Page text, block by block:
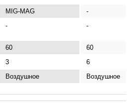
MIG-MAG
-
- -
60
60
3
6
Воздушное Воздушное